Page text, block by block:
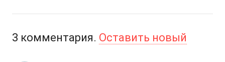
3 комментария. Оставить новый